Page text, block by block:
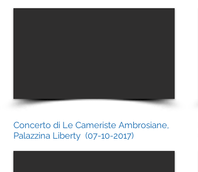
Concerto di Le Cameriste Ambrosiane,
Palazzina Liberty (07-10-2017)